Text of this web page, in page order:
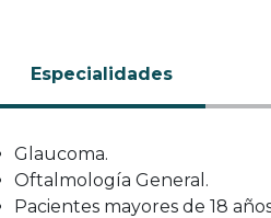
Especialidades
Glaucoma.
Oftalmología General.
Pacientes mayores de 18